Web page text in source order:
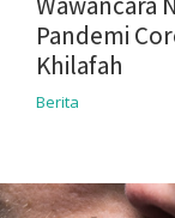
Pandemi
Khilafah
Berita